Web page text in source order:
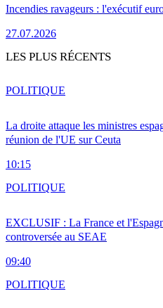
Incendies ravageurs : l'exécutif
27.07.2026
LES PLUS RÉCENTS
La droite attaque les ministres
réunion de l'UE sur Ceuta
10:15
POLITIQUE
EXCLUSIF : La France et
controversée au SEAE
09:40
POLITIQUE
POLITIQUE